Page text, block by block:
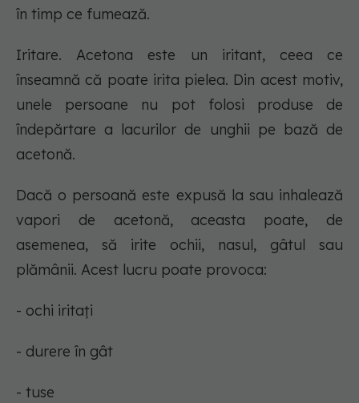
în timp ce fumează.
Iritare. Acetona este un iritant, ceea ce
înseamnă că poate irita pielea. Din acest motiv,
unele persoane nu pot folosi produse de
îndepărtare a lacurilor de unghii pe bază de
acetonă.
Dacă o persoană este expusă la sau inhalează
vapori de acetonă, aceasta poate, de
asemenea, să irite ochii, nasul, gâtul sau
plămânii. Acest lucru poate provoca:
- ochi iritați
- durere în gât
- tuse